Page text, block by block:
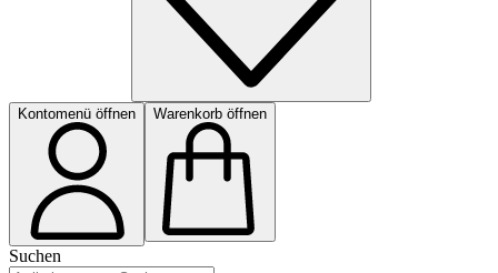
Kontomenü öffnen Warenkorb öffnen
Suchen